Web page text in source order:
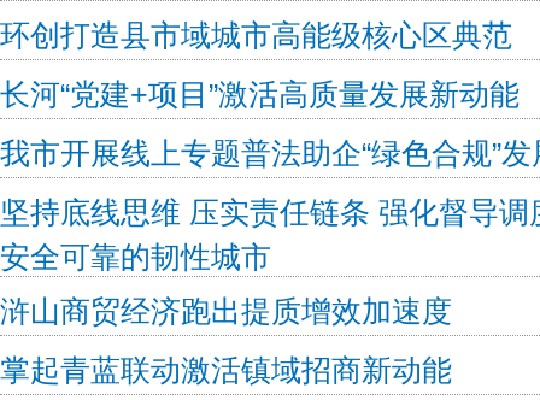
环创打造县市域城市高能级核心区典范
长河“党建+项目”激活高质量发展新动能
我市开展线上专题普法助企“绿色合规”发
坚持底线思维 压实责任链条 强化督导
安全可靠的韧性城市
浒山商贸经济跑出提质增效加速度
掌起青蓝联动激活镇域招商新动能